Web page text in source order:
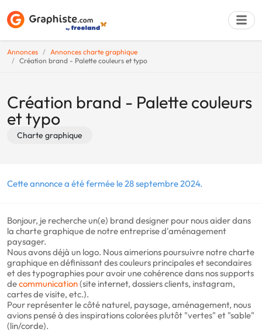
Annonces
Annonces charte graphique
Création brand - Palette couleurs et typo
Création brand - Palette couleurs
et typo
Charte graphique
Cette annonce a été fermée le 28 septembre 2024.
Bonjour, je recherche un(e) brand designer pour nous aider dans
la charte graphique de notre entreprise d'aménagement
paysager.
Nous avons déjà un logo. Nous aimerions poursuivre notre charte
graphique en définissant des couleurs principales et secondaires
et des typographies pour avoir une cohérence dans nos supports
decommunication(site internet, dossiers clients, instagram,
cartes de visite, etc.).
Pour représenter le côté naturel, paysage, aménagement, nous
avions pensé à des inspirations colorées plutôt "vertes" et "sable"
(lin/corde).